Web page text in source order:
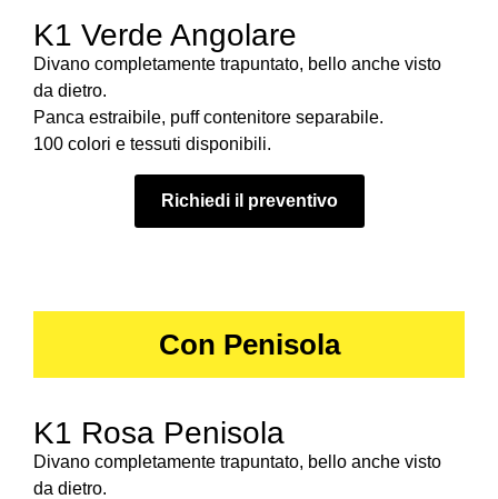
K1 Verde Angolare
Divano completamente trapuntato, bello anche visto
da dietro.
Panca estraibile, puff contenitore separabile.
100 colori e tessuti disponibili.
Richiedi il preventivo
Con Penisola
K1 Rosa Penisola
Divano completamente trapuntato, bello anche visto
da dietro.